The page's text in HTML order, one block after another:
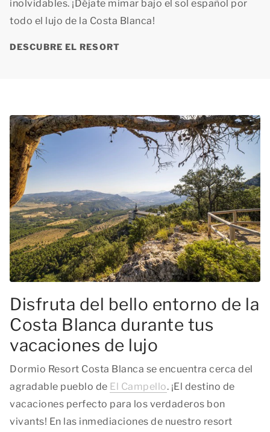
inolvidables. ¡Déjate mimar bajo el sol español por
todo el lujo de la Costa Blanca!
DESCUBRE EL RESORT
Disfruta del bello entorno de la
Costa Blanca durante tus
vacaciones de lujo
Dormio Resort Costa Blanca se encuentra cerca del
agradable pueblo de El Campello. ¡El destino de
vacaciones perfecto para los verdaderos bon
vivants! En las inmediaciones de nuestro resort